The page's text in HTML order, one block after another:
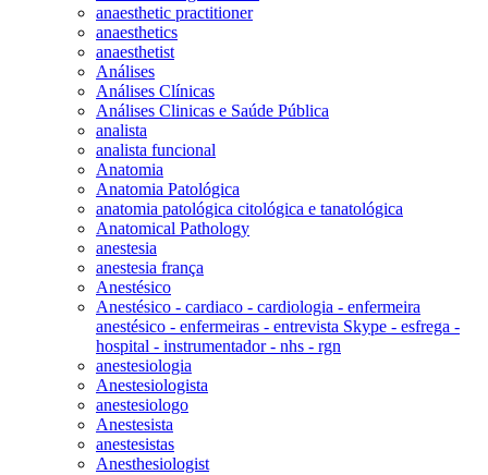
anaesthetic practitioner
anaesthetics
anaesthetist
Análises
Análises Clínicas
Análises Clinicas e Saúde Pública
analista
analista funcional
Anatomia
Anatomia Patológica
anatomia patológica citológica e tanatológica
Anatomical Pathology
anestesia
anestesia frança
Anestésico
Anestésico - cardiaco - cardiologia - enfermeira
anestésico - enfermeiras - entrevista Skype - esfrega -
hospital - instrumentador - nhs - rgn
anestesiologia
Anestesiologista
anestesiologo
Anestesista
anestesistas
Anesthesiologist